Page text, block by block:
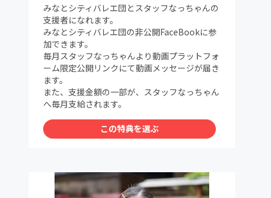
みなとシティバレエ団とスタッフなっちゃんの
支援者になれます。
みなとシティバレエ団の非公開FaceBookに参
加できます。
毎月スタッフなっちゃんより動画プラットフォ
ーム限定公開リンクにて動画メッセージが届き
ます。
また、支援金額の一部が、スタッフなっちゃん
へ毎月支給されます。
この特典を選ぶ